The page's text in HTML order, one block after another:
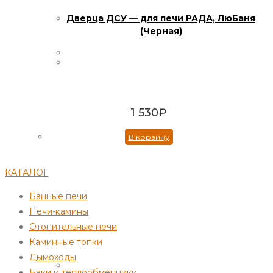
Дверца ДСУ — для печи РАДА, ЛюБаня
(Черная)
1 530₽
В корзину
КАТАЛОГ
Банные печи
Печи-камины
Отопительные печи
Каминные топки
Дымоходы